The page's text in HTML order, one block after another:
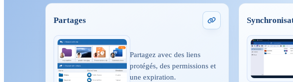
Partages
Partagez avec des liens
protégés, des permissions et
une expiration.